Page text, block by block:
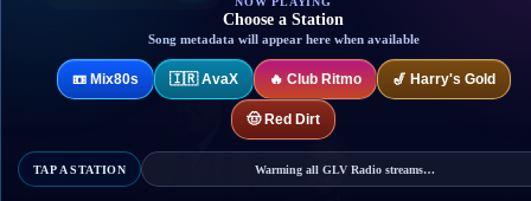
Choose a Station
Song metadata will appear here when available
📼 Mix80s 🇮🇷 AvaX 🔥 Club Ritmo 🎷 Harry's Gold
🤠 Red Dirt
TAP A STATION Warming all GLV Radio streams…